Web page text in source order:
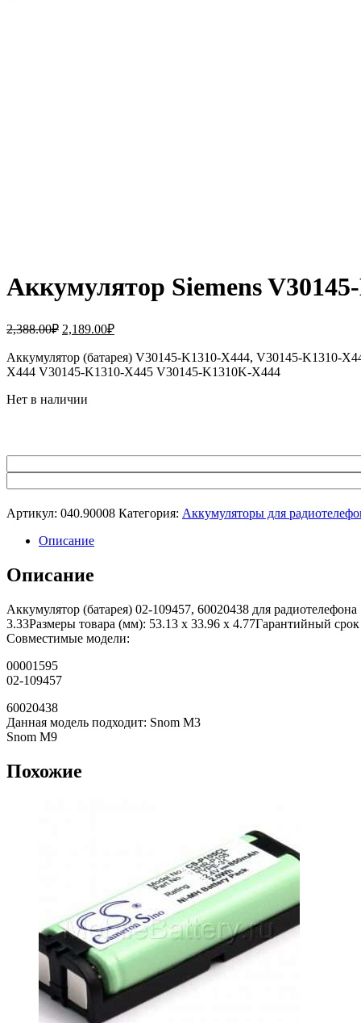
Аккумулятор Siemens
2,388.00₽ Первоначальная
составляла
2,388.00₽.
2,189.00₽Текущая
2,189.00₽.
Аккумулятор (батарея) V30145-K1310-X444, V30145-K1310-
X444 V30145-K1310-X445 V30145-K1310K-X444
Нет в наличии
Артикул: 040.90008 Категория: Аккумуляторы для
Описание
Описание
Аккумулятор (батарея) 02-109457, 60020438 для
3.33Размеры товара (мм): 53.13 x 33.96 x 4.77Гарантийный
Совместимые модели:
00001595
02-109457
60020438
Данная модель подходит: Snom M3
Snom M9
Похожие